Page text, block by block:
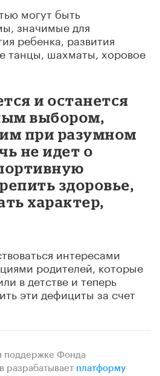
могут быть
значимые для
ребенка, развития
танцы, шахматы, хоровое
и останется
выбором,
при разумном
не идет о
здоровье,
характер,
интересами
родителей, которые
в детстве и теперь
эти дефициты за счет
поддержке Фонда
разрабатывает платформу